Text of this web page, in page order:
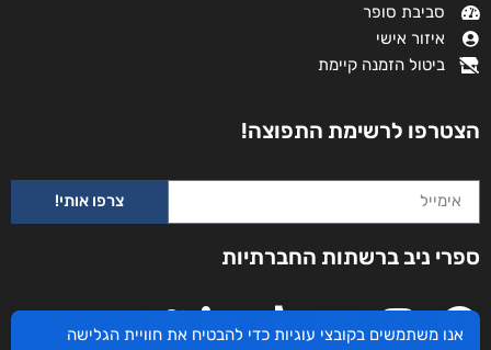
לחזור קדימה
₪40
–
₪ 53
₪40
סביבת סופר
איזור אישי
ביטול הזמנה קיימת
הצטרפו לרשימת התפוצה!
צרפו אותי!
ספרי ניב ברשתות החברתיות
אנו משתמשים בקובצי עוגיות כדי להבטיח את חוויית הגלישה